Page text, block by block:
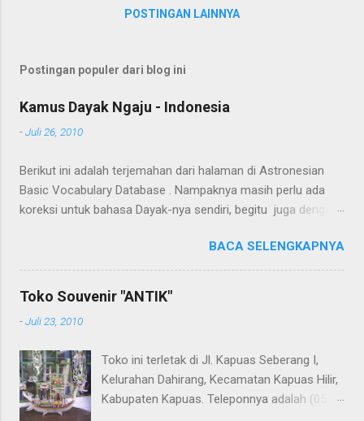
negara-negara di Timur Tengah dan Afrika
tidak mudah bagi semua orang. Di beberapa
tempat, akses ke makanan bergizi dan ruang
aman untuk aktivitas fisik terbatas. Lantas,
promosi, perlindungan, dan dukungan
pemberian ASI; Regulasi terhadap
pemasaran makanan dan minuman yang
makanan dan nutrisi sekolah, termasuk
inisiatif untuk mengatur penjualan produk
tinggi lemak, gula...
POSTINGAN LAINNYA
Postingan populer dari blog ini
Kamus Dayak Ngaju - Indonesia
-Juli 26, 2010
Berikut ini adalah terjemahan dari halaman di Astronesian
Basic Vocabulary Database . Nampaknya masih perlu ada
koreksi untuk bahasa Dayak-nya sendiri, begitu juga dengan
Translate . Koreksi bahasa dibantu oleh Dra. Hernawaty,
M.Kes. Untuk koreksi dari halaman ini dapat diberikan pada
komentar. Upaya penerjemahan Kamus Bahasa Dayak -
Dayak Ngaju - Indonesia .
BACA SELENGKAPNYA
Toko Souvenir "ANTIK"
-Juli 23, 2010
Toko ini terletak di Jl. Kapuas Seberang I,
Kelurahan Dahirang, Kecamatan Kapuas Hilir,
Kabupaten Kapuas. Teleponnya adalah (0513)